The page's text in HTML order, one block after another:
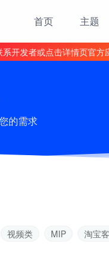
首页 主题
开发者或点击详情页官方
的需求
视频类 MIP 淘宝